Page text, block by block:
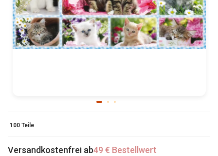
100 Teile
Versandkostenfrei ab49 € Bestellwert